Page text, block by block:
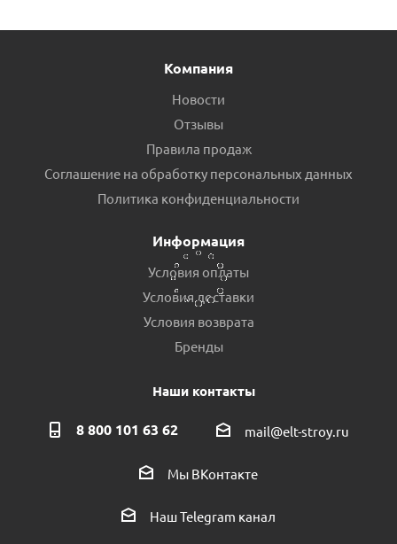
Есть в наличии (5)
Мембрана 8л для насос.станц .Аквабрайт пр.КНР
Есть в наличии (3)
Компания
Новости
Отзывы
Правила продаж
Соглашение на обработку персональных данных
Политика конфиденциальности
Информация
Условия оплаты
Условия доставки
Условия возврата
Бренды
Наши контакты
8 800 101 63 62 mail@elt-stroy.ru
Мы ВКонтакте
Наш Telegram канал